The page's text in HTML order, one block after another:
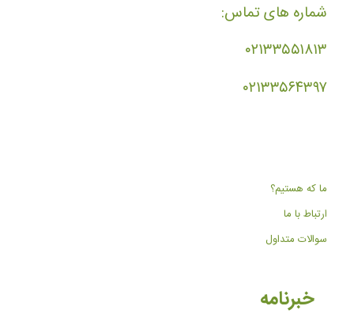
شماره های تماس:
۰۲۱۳۳۵۵۱۸۱۳
۰۲۱۳۳۵۶۴۳۹۷
ما که هستیم؟
ارتباط با ما
سوالات متداول
خبرنامه